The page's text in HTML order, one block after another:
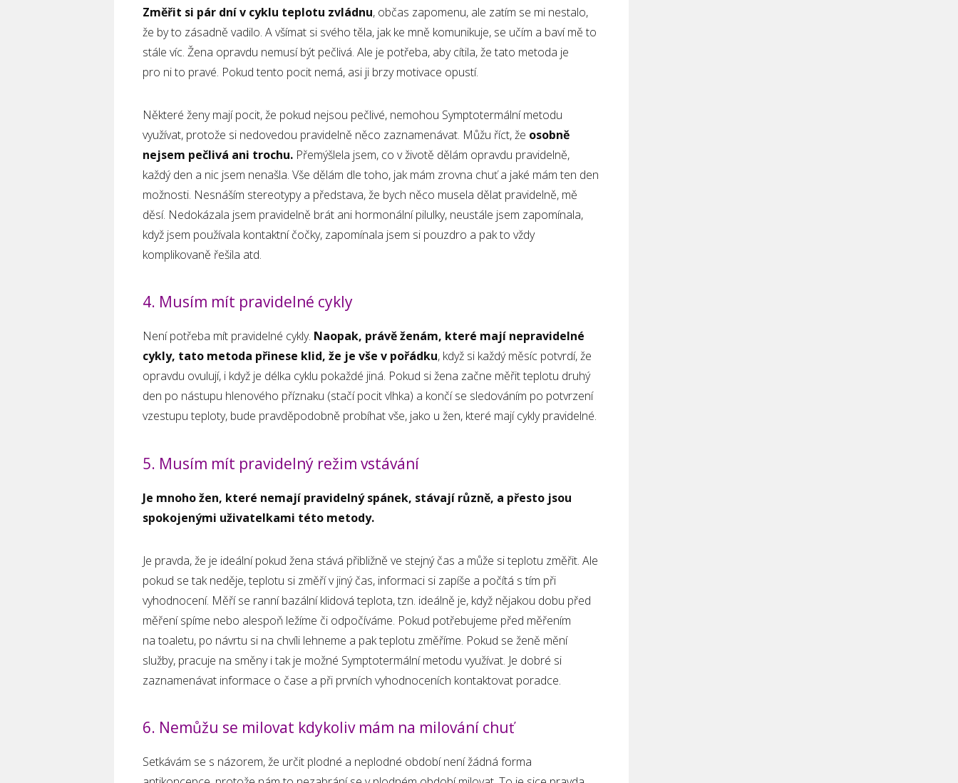
Změřit si pár dní v cyklu teplotu zvládnu, občas zapomenu, ale zatím se mi nestalo,
že by to zásadně vadilo. A všímat si svého těla, jak ke mně komunikuje, se učím a baví mě to
stále víc. Žena opravdu nemusí být pečlivá. Ale je potřeba, aby cítila, že tato metoda je
pro ni to pravé. Pokud tento pocit nemá, asi ji brzy motivace opustí.
Některé ženy mají pocit, že pokud nejsou pečlivé, nemohou Symptotermální metodu
využívat, protože si nedovedou pravidelně něco zaznamenávat. Můžu říct, že osobně
nejsem pečlivá ani trochu. Přemýšlela jsem, co v životě dělám opravdu pravidelně,
každý den a nic jsem nenašla. Vše dělám dle toho, jak mám zrovna chuť a jaké mám ten den
možnosti. Nesnáším stereotypy a představa, že bych něco musela dělat pravidelně, mě
děsí. Nedokázala jsem pravidelně brát ani hormonální pilulky, neustále jsem zapomínala,
když jsem používala kontaktní čočky, zapomínala jsem si pouzdro a pak to vždy
komplikovaně řešila atd.
4. Musím mít pravidelné cykly
Není potřeba mít pravidelné cykly. Naopak, právě ženám, které mají nepravidelné
cykly, tato metoda přinese klid, že je vše v pořádku, když si každý měsíc potvrdí, že
opravdu ovulují, i když je délka cyklu pokaždé jiná. Pokud si žena začne měřit teplotu druhý
den po nástupu hlenového příznaku (stačí pocit vlhka) a končí se sledováním po potvrzení
vzestupu teploty, bude pravděpodobně probíhat vše, jako u žen, které mají cykly pravidelné.
5. Musím mít pravidelný režim vstávání
Je mnoho žen, které nemají pravidelný spánek, stávají různě, a přesto jsou
spokojenými uživatelkami této metody.
Je pravda, že je ideální pokud žena stává přibližně ve stejný čas a může si teplotu změřit. Ale
pokud se tak neděje, teplotu si změří v jiný čas, informaci si zapíše a počítá s tím při
vyhodnocení. Měří se ranní bazální klidová teplota, tzn. ideálně je, když nějakou dobu před
měření spíme nebo alespoň ležíme či odpočíváme. Pokud potřebujeme před měřením
na toaletu, po návrtu si na chvíli lehneme a pak teplotu změříme. Pokud se ženě mění
služby, pracuje na směny i tak je možné Symptotermální metodu využívat. Je dobré si
zaznamenávat informace o čase a při prvních vyhodnoceních kontaktovat poradce.
6. Nemůžu se milovat kdykoliv mám na milování chuť
Setkávám se s názorem, že určit plodné a neplodné období není žádná forma